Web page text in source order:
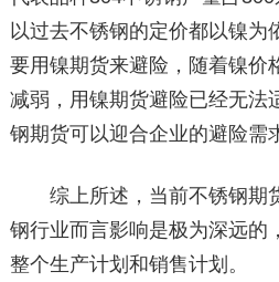
以过去不锈钢的定价都以镍为
要用镍期货来避险，随着镍价
减弱，用镍期货避险已经无法
钢期货可以迎合企业的避险需
综上所述，当前不锈钢期
钢行业而言影响是极为深远的
整个生产计划和销售计划。